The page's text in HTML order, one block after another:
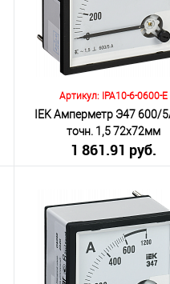
К сравнению
В избранное
Под
Артикул: IPA10-6-0600-E
IEK Амперметр Э47 600/
точн. 1,5 72х72мм
1 861.91 руб.
Количество:
В корзину